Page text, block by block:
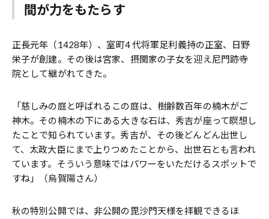
間が力をもたらす
正長元年（1428年）、室町4 代将軍足利義持の正室、日野
栄子が創建。その後は宮家、摂関家の子女を迎え尼門跡寺
院として継がれてきた。
「慈しみの庭と呼ばれるこの庭は、樹齢数百年の楠木がご
神木。その楠木の下にある大きな石は、秀吉が座って瞑想し
たことで知られています。秀吉が、その後どんどん出世し
て、太政大臣にまで上りつめたことから、出世石とも言われ
ています。そういう意味ではパワーをいただけるスポットで
すね」（烏賀陽さん）
秋の特別公開では、非公開の毘沙門天様を拝観できるほ